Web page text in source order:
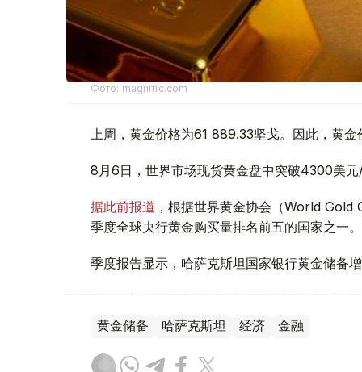
Фото: magnific.com
上周，黄金价格为61 889.33坚戈。因此，黄
8月6日，世界市场现货黄金盘中突破4300美元
据此前报道 ，根据世界黄金协会（World
季度全球央行黄金购买量排名前五的国家之一。
季度报告显示，哈萨克斯坦国家银行黄金储备增
黄金储备 哈萨克斯坦 经济 金融